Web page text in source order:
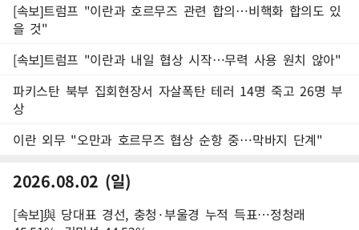
[속보]트럼프 "이란과 호르무즈 관련 합의…비핵화 합의도 있
을 것"
[속보]트럼프 "이란과 내일 협상 시작…무력 사용 원치 않아"
파키스탄 북부 집회현장서 자살폭탄 테러 14명 죽고 26명 부
상
이란 외무 "오만과 호르무즈 협상 순항 중…막바지 단계"
2026.08.02 (일)
[속보]與 당대표 경선, 충청·부울경 누적 득표…정청래